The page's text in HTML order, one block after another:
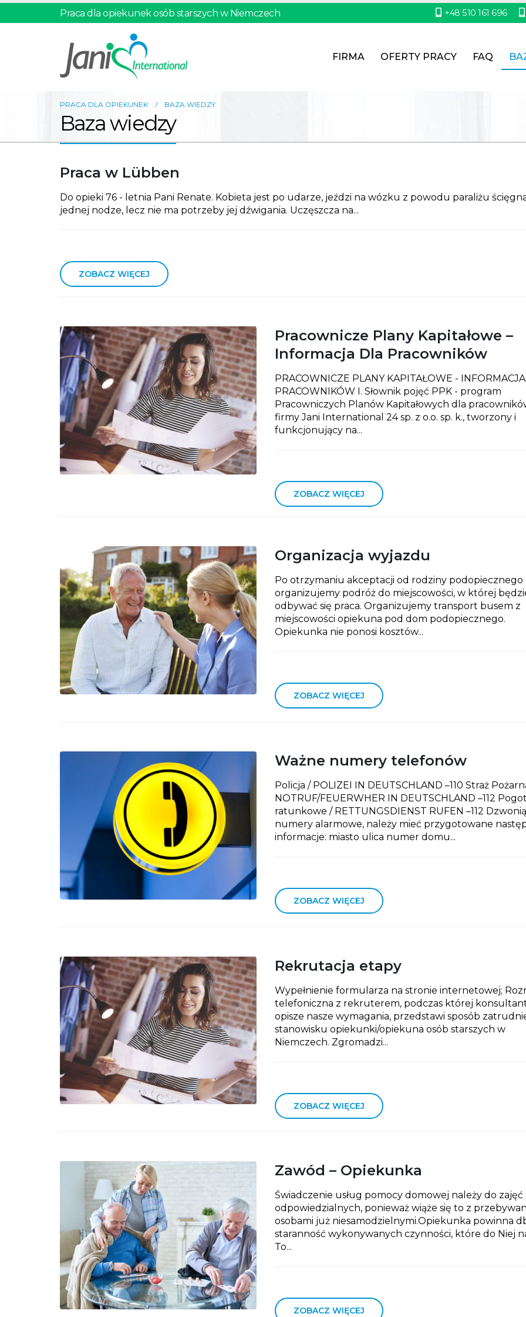
Praca dla opiekunek osób starszych w Niemczech +48 510 161 696
FIRMA OFERTY PRACY FAQ
PRACA DLA OPIEKUNEK BAZA WIEDZY
Baza wiedzy
Praca w Lübben
Do opieki 76 - letnia Pani Renate. Kobieta jest po udarze, jeździ na wózku z powodu paraliżu
jednej nodze, lecz nie ma potrzeby jej dźwigania. Uczęszcza na...
ZOBACZ WIĘCEJ
Pracownicze Plany Kapitałowe –
Informacja Dla Pracowników
PRACOWNICZE PLANY KAPITAŁOWE -
PRACOWNIKÓW I. Słownik pojęć PPK - program
Pracowniczych Planów Kapitałowych dla
firmy Jani International 24 sp. z o.o. sp. k., tworzony i
funkcjonujący na...
ZOBACZ WIĘCEJ
Organizacja wyjazdu
Po otrzymaniu akceptacji od rodziny podopiecznego
organizujemy podróż do miejscowości, w której
odbywać się praca. Organizujemy transport busem z
miejscowości opiekuna pod dom podopiecznego.
Opiekunka nie ponosi kosztów...
ZOBACZ WIĘCEJ
Ważne numery telefonów
Policja / POLIZEI IN DEUTSCHLAND –110 Straż
NOTRUF/FEUERWHER IN DEUTSCHLAND –112
ratunkowe / RETTUNGSDIENST RUFEN –112
numery alarmowe, należy mieć przygotowane
informacje: miasto ulica numer domu...
ZOBACZ WIĘCEJ
Rekrutacja etapy
Wypełnienie formularza na stronie internetowej;
telefoniczna z rekruterem, podczas której
opisze nasze wymagania, przedstawi sposób
stanowisku opiekunki/opiekuna osób starszych w
Niemczech. Zgromadzi...
ZOBACZ WIĘCEJ
Zawód – Opiekunka
Świadczenie usług pomocy domowej należy do zajęć
odpowiedzialnych, ponieważ wiąże się to z
osobami już niesamodzielnymi.Opiekunka powinna
staranność wykonywanych czynności, które do Niej
To...
ZOBACZ WIĘCEJ